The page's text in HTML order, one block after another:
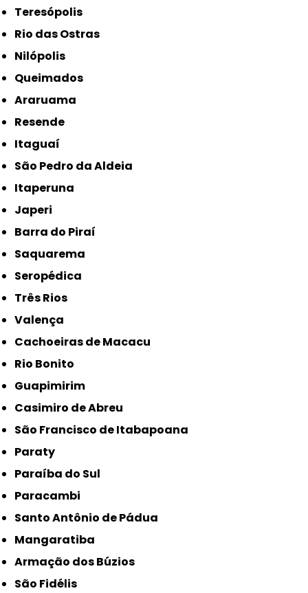
Teresópolis
Rio das Ostras
Nilópolis
Queimados
Araruama
Resende
Itaguaí
São Pedro da Aldeia
Itaperuna
Japeri
Barra do Piraí
Saquarema
Seropédica
Três Rios
Valença
Cachoeiras de Macacu
Rio Bonito
Guapimirim
Casimiro de Abreu
São Francisco de Itabapoana
Paraty
Paraíba do Sul
Paracambi
Santo Antônio de Pádua
Mangaratiba
Armação dos Búzios
São Fidélis